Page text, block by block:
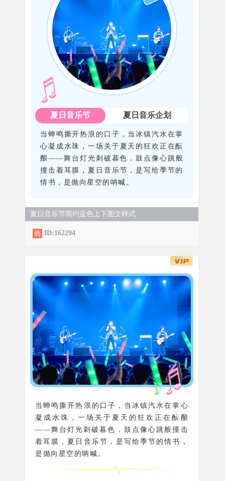
夏日音乐节 夏日音乐企划
当蝉鸣撕开热浪的口子，当冰镇汽水在掌
心凝成水珠，一场关于夏天的狂欢正在酝
酿——舞台灯光刺破暮色，鼓点像心跳般
撞击着耳膜，夏日音乐节，是写给季节的
情书，是抛向星空的呐喊。
夏日音乐节简约蓝色上下图文样式
ID:162294
当蝉鸣撕开热浪的口子，当冰镇汽水在掌心
凝成水珠，一场关于夏天的狂欢正在酝酿
——舞台灯光刺破暮色，鼓点像心跳般撞击
着耳膜，夏日音乐节，是写给季节的情书，
是抛向星空的呐喊。